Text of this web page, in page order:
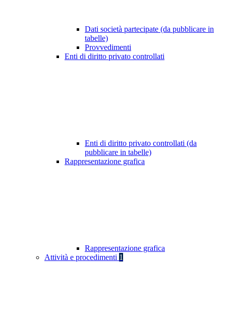
Dati società partecipate (da pubblicare in
tabelle)
Provvedimenti
Enti di diritto privato controllati
Enti di diritto privato controllati (da
pubblicare in tabelle)
Rappresentazione grafica
Rappresentazione grafica
Attività e procedimenti 1